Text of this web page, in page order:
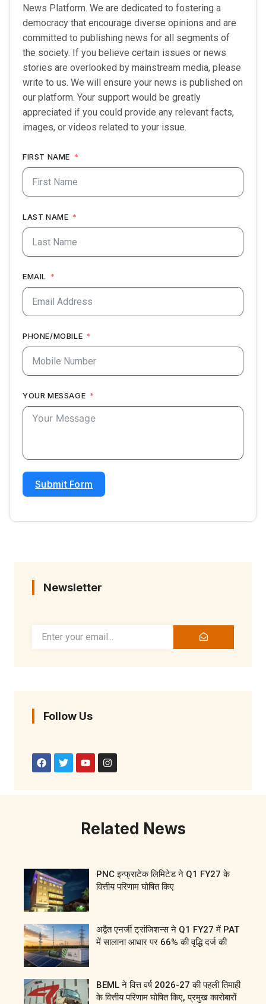
News Platform. We are dedicated to fostering a
democracy that encourage diverse opinions and are
committed to publishing news for all segments of
the society. If you believe certain issues or news
stories are overlooked by mainstream media, please
write to us. We will ensure your news is published on
our platform. Your support would be greatly
appreciated if you could provide any relevant facts,
images, or videos related to your issue.
FIRST NAME
LAST NAME
EMAIL
PHONE/MOBILE
YOUR MESSAGE
Submit Form
Newsletter
Follow Us
Related News
PNC इन्फ्राटेक लिमिटेड ने Q1 FY27 के
वित्तीय परिणाम घोषित किए
अद्वैत एनर्जी ट्रांजिशन्स ने Q1 FY27 में PAT
में सालाना आधार पर 66% की वृद्धि दर्ज की
BEML ने वित्त वर्ष 2026-27 की पहली तिमाही
के वित्तीय परिणाम घोषित किए, प्रमुख कारोबारों